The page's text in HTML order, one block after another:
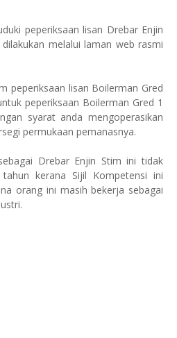
peperiksaan lisan Drebar Enjin
melalui laman web rasmi
peperiksaan lisan Boilerman Gred
peperiksaan Boilerman Gred 1
syarat anda mengoperasikan
permukaan pemanasnya.
Drebar Enjin Stim ini tidak
kerana Sijil Kompetensi ini
orang ini masih bekerja sebagai